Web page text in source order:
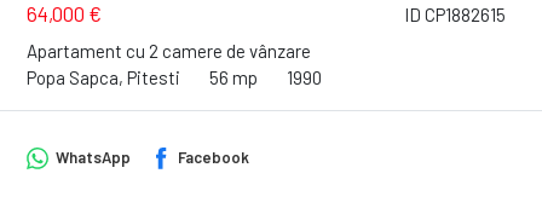
ID CP1882615
64,000 €
Apartament cu 2 camere de vânzare
Popa Sapca, Pitesti
56 mp 1990
WhatsApp Facebook